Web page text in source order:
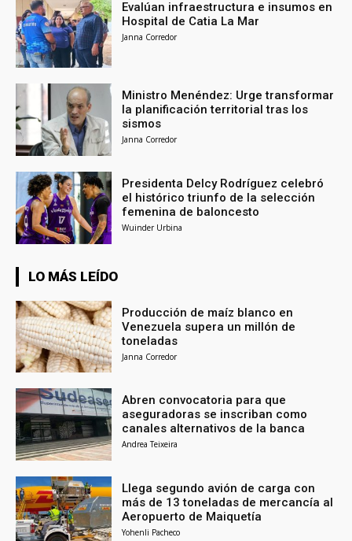
Evalúan infraestructura e insumos en
Hospital de Catia La Mar
Janna Corredor
Ministro Menéndez: Urge transformar
la planificación territorial tras los
sismos
Janna Corredor
Presidenta Delcy Rodríguez celebró
el histórico triunfo de la selección
femenina de baloncesto
Wuinder Urbina
LO MÁS LEÍDO
Producción de maíz blanco en
Venezuela supera un millón de
toneladas
Janna Corredor
Abren convocatoria para que
aseguradoras se inscriban como
canales alternativos de la banca
Andrea Teixeira
Llega segundo avión de carga con
más de 13 toneladas de mercancía al
Aeropuerto de Maiquetía
Yohenli Pacheco